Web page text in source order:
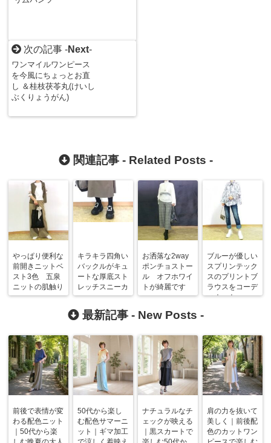
次の記事 -Next-
ワンマイルワンピース
を今風にちょっとお直
し ＆桂枝茯苓丸(けいし
ぶくりょうがん)
関連記事 - Related Posts -
やっぱり便利な
前開きニットベ
スト3色 五泉
ニットの肌触り
キラキラ四角い
バックルがキュ
ートな厚底スト
レッチスニーカ
ー
お洒落な2way
ポンチョストー
ル オフホワイ
トが綺麗です
ブルーが優しい
スプリンテック
スのプリントブ
ラウスをコーデ
ィネート
最新記事 - New Posts -
前後で表情が変
わる配色ニット
｜50代から楽
50代から楽し
む配色サマーニ
ット｜ギマ加工
ナチュラルなチ
ェックが映える
｜黒スカートで
肩の力を抜いて
美しく｜前後配
色のカットワン